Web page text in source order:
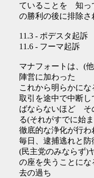
ていることを 知っ
の勝利の後に排除さ
11.3 - ポデスタ起訴
11.6 - フーマ起訴
マナフォートは、(
陣営に加わった
これから明らかにな
取引を途中で中断し
ばならないほど そ
る(それがすでに始
徹底的な浄化が行わ
毎日、逮捕逃れと防
(民主党のみならず)
の座を失うことにな
去の過ち